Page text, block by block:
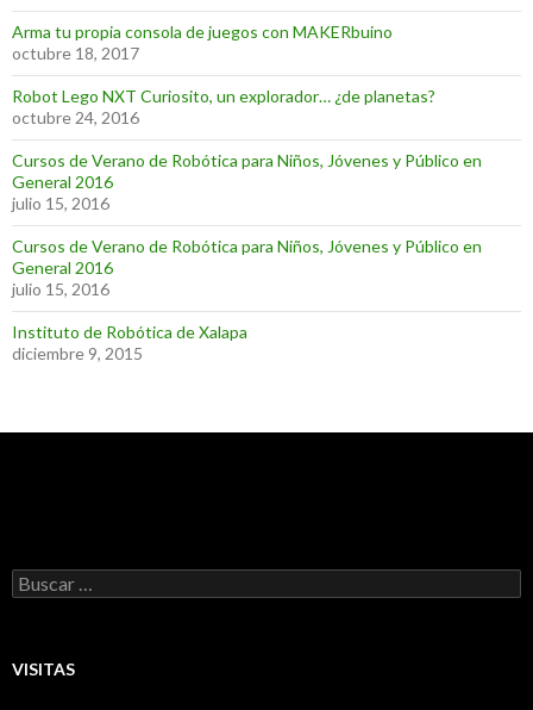
Arma tu propia consola de juegos con MAKERbuino
octubre 18, 2017
Robot Lego NXT Curiosito, un explorador… ¿de planetas?
octubre 24, 2016
Cursos de Verano de Robótica para Niños, Jóvenes y Público en
General 2016
julio 15, 2016
Cursos de Verano de Robótica para Niños, Jóvenes y Público en
General 2016
julio 15, 2016
Instituto de Robótica de Xalapa
diciembre 9, 2015
Buscar:
VISITAS